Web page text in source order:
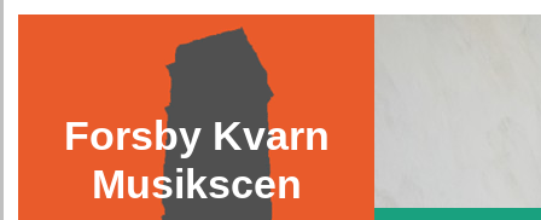
Forsby Kvarn
Musikscen